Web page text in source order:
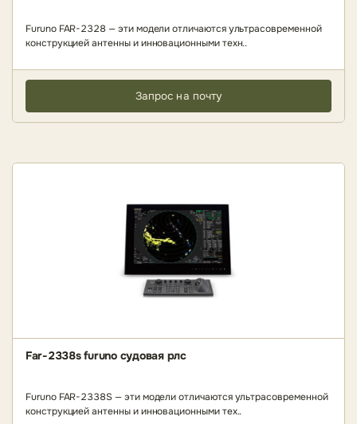
Furuno FAR-2328 — эти модели отличаются ультрасовременной
конструкцией антенны и инновационными техн..
Запрос на почту
Far-2338s furuno судовая рлс
Furuno FAR-2338S — эти модели отличаются ультрасовременной
конструкцией антенны и инновационными тех..